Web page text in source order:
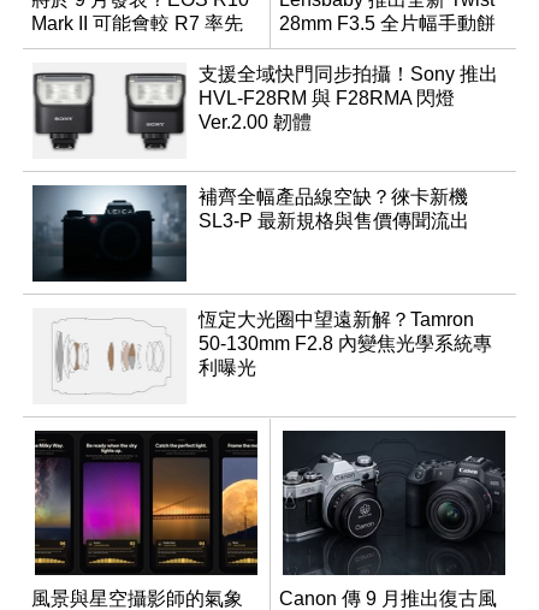
Mark II 可能會較 R7 率先
推出
28mm F3.5 全片幅手動餅
乾鏡
支援全域快門同步拍攝！Sony 推出
HVL-F28RM 與 F28RMA 閃燈
Ver.2.00 韌體
補齊全幅產品線空缺？徠卡新機
SL3-P 最新規格與售價傳聞流出
恆定大光圈中望遠新解？Tamron
50-130mm F2.8 內變焦光學系統專
利曝光
風景與星空攝影師的氣象
Canon 傳 9 月推出復古風